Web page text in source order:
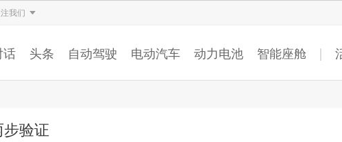
我们
智猩猩
话 头条 自动驾驶 电动汽车 动力电池 智能座舱
验证